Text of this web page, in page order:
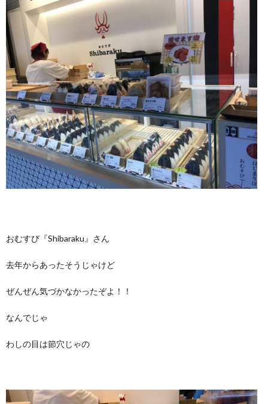
おむすび『Shibaraku』さん
去年からあったそうじゃけど
ぜんぜん気づかなかったぞよ！！
なんでじゃ
わしの目は節穴じゃの